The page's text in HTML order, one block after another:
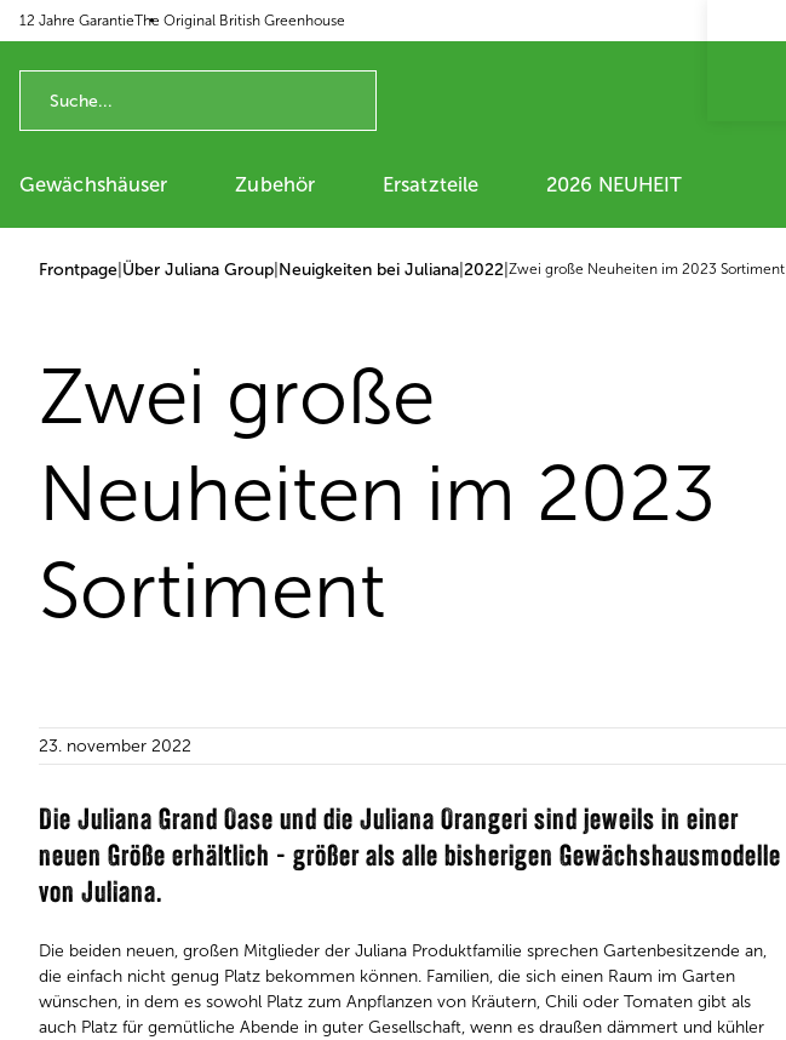
12 Jahre GarantieThe Original British Greenhouse
Gewächshäuser Zubehör Ersatzteile 2026 NEUHEIT
Frontpage Über Juliana Group Neuigkeiten bei Juliana 2022 Zwei große Neuheiten im 2023 Sortiment
Zwei große
Neuheiten im 2023
Sortiment
23. november 2022
Die Juliana Grand Oase und die Juliana Orangeri sind jeweils in einer
neuen Größe erhältlich - größer als alle bisherigen Gewächshausmodelle
von Juliana.
Die beiden neuen, großen Mitglieder der Juliana Produktfamilie sprechen Gartenbesitzende an,
die einfach nicht genug Platz bekommen können. Familien, die sich einen Raum im Garten
wünschen, in dem es sowohl Platz zum Anpflanzen von Kräutern, Chili oder Tomaten gibt als
auch Platz für gemütliche Abende in guter Gesellschaft, wenn es draußen dämmert und kühler